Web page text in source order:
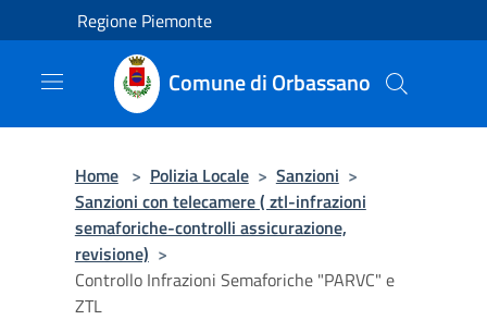
Salta al contenuto principale
Regione Piemonte
Comune di Orbassano
Home > Polizia Locale > Sanzioni >
Sanzioni con telecamere ( ztl-infrazioni
semaforiche-controlli assicurazione,
revisione) >
Controllo Infrazioni Semaforiche "PARVC" e
ZTL